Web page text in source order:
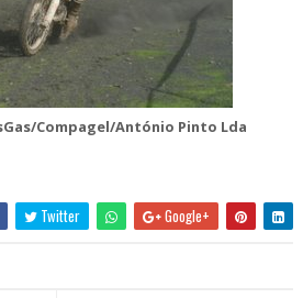
Compagel/António Pinto Lda
Twitter Google+